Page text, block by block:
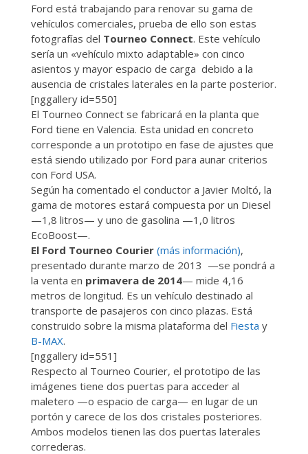
Ford está trabajando para renovar su gama de
vehículos comerciales, prueba de ello son estas
fotografías del Tourneo Connect. Este vehículo
sería un «vehículo mixto adaptable» con cinco
asientos y mayor espacio de carga debido a la
ausencia de cristales laterales en la parte posterior.
[nggallery id=550]
El Tourneo Connect se fabricará en la planta que
Ford tiene en Valencia. Esta unidad en concreto
corresponde a un prototipo en fase de ajustes que
está siendo utilizado por Ford para aunar criterios
con Ford USA.
Según ha comentado el conductor a Javier Moltó, la
gama de motores estará compuesta por un Diesel
—1,8 litros— y uno de gasolina —1,0 litros
EcoBoost—.
El Ford Tourneo Courier (más información),
presentado durante marzo de 2013 —se pondrá a
la venta en primavera de 2014— mide 4,16
metros de longitud. Es un vehículo destinado al
transporte de pasajeros con cinco plazas. Está
construido sobre la misma plataforma del Fiesta y
B-MAX.
[nggallery id=551]
Respecto al Tourneo Courier, el prototipo de las
imágenes tiene dos puertas para acceder al
maletero —o espacio de carga— en lugar de un
portón y carece de los dos cristales posteriores.
Ambos modelos tienen las dos puertas laterales
correderas.